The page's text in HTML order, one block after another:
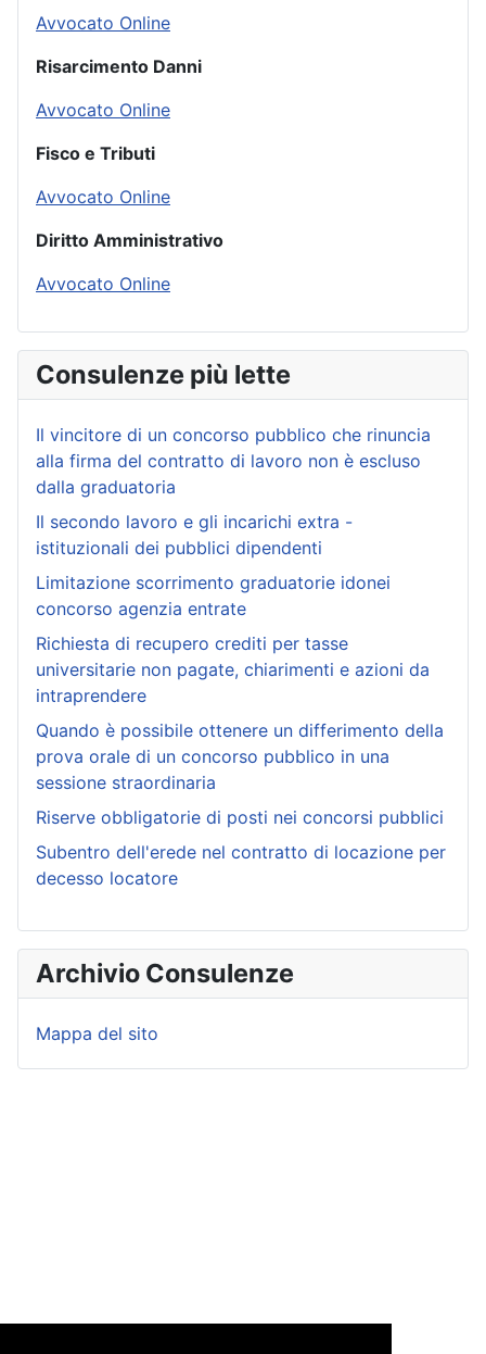
Avvocato Online
Risarcimento Danni
Avvocato Online
Fisco e Tributi
Avvocato Online
Diritto Amministrativo
Avvocato Online
Consulenze più lette
Il vincitore di un concorso pubblico che rinuncia
alla firma del contratto di lavoro non è escluso
dalla graduatoria
Il secondo lavoro e gli incarichi extra -
istituzionali dei pubblici dipendenti
Limitazione scorrimento graduatorie idonei
concorso agenzia entrate
Richiesta di recupero crediti per tasse
universitarie non pagate, chiarimenti e azioni da
intraprendere
Quando è possibile ottenere un differimento della
prova orale di un concorso pubblico in una
sessione straordinaria
Riserve obbligatorie di posti nei concorsi pubblici
Subentro dell'erede nel contratto di locazione per
decesso locatore
Archivio Consulenze
Mappa del sito